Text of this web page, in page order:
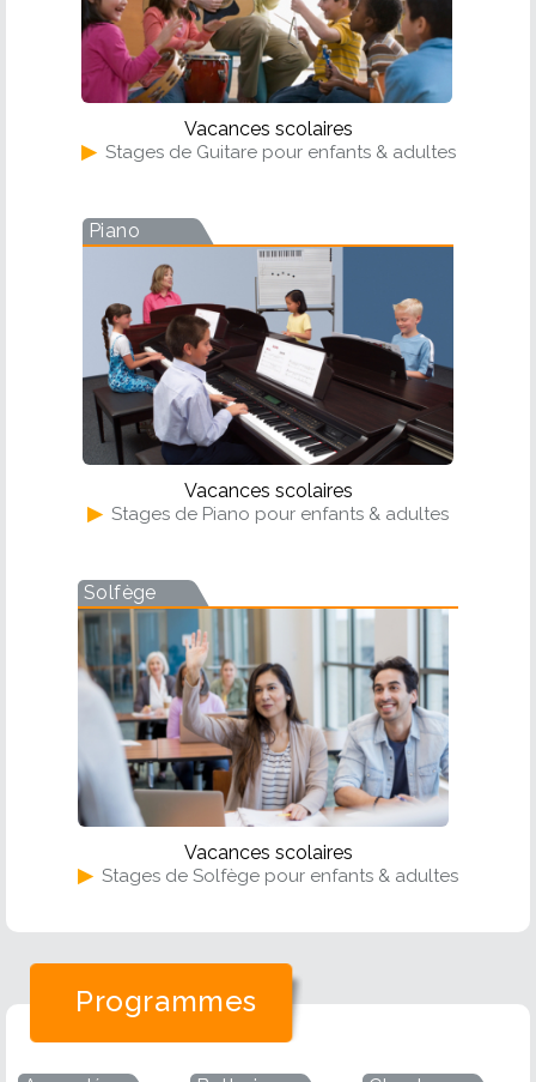
Vacances scolaires
▶ Stages de Guitare pour enfants & adultes
Piano
Vacances scolaires
▶ Stages de Piano pour enfants & adultes
Solfège
Vacances scolaires
▶ Stages de Solfège pour enfants & adultes
Programmes